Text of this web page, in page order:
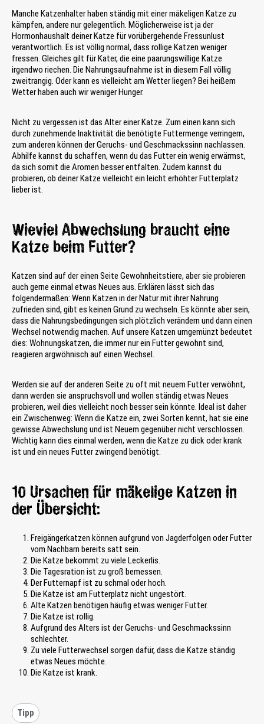
Manche Katzenhalter haben ständig mit einer mäkeligen Katze zu
kämpfen, andere nur gelegentlich. Möglicherweise ist ja der
Hormonhaushalt deiner Katze für vorübergehende Fressunlust
verantwortlich. Es ist völlig normal, dass rollige Katzen weniger
fressen. Gleiches gilt für Kater, die eine paarungswillige Katze
irgendwo riechen. Die Nahrungsaufnahme ist in diesem Fall völlig
zweitrangig. Oder kann es vielleicht am Wetter liegen? Bei heißem
Wetter haben auch wir weniger Hunger.
Nicht zu vergessen ist das Alter einer Katze. Zum einen kann sich
durch zunehmende Inaktivität die benötigte Futtermenge verringern,
zum anderen können der Geruchs- und Geschmackssinn nachlassen.
Abhilfe kannst du schaffen, wenn du das Futter ein wenig erwärmst,
da sich somit die Aromen besser entfalten. Zudem kannst du
probieren, ob deiner Katze vielleicht ein leicht erhöhter Futterplatz
lieber ist.
Wieviel Abwechslung braucht eine
Katze beim Futter?
Katzen sind auf der einen Seite Gewohnheitstiere, aber sie probieren
auch gerne einmal etwas Neues aus. Erklären lässt sich das
folgendermaßen: Wenn Katzen in der Natur mit ihrer Nahrung
zufrieden sind, gibt es keinen Grund zu wechseln. Es könnte aber sein,
dass die Nahrungsbedingungen sich plötzlich verändern und dann einen
Wechsel notwendig machen. Auf unsere Katzen umgemünzt bedeutet
dies: Wohnungskatzen, die immer nur ein Futter gewohnt sind,
reagieren argwöhnisch auf einen Wechsel.
Werden sie auf der anderen Seite zu oft mit neuem Futter verwöhnt,
dann werden sie anspruchsvoll und wollen ständig etwas Neues
probieren, weil dies vielleicht noch besser sein könnte. Ideal ist daher
ein Zwischenweg: Wenn die Katze ein, zwei Sorten kennt, hat sie eine
gewisse Abwechslung und ist Neuem gegenüber nicht verschlossen.
Wichtig kann dies einmal werden, wenn die Katze zu dick oder krank
ist und ein neues Futter zwingend benötigt.
10 Ursachen für mäkelige Katzen in
der Übersicht:
Freigängerkatzen können aufgrund von Jagderfolgen oder Futter
vom Nachbarn bereits satt sein.
Die Katze bekommt zu viele Leckerlis.
Die Tagesration ist zu groß bemessen.
Der Futternapf ist zu schmal oder hoch.
Die Katze ist am Futterplatz nicht ungestört.
Alte Katzen benötigen häufig etwas weniger Futter.
Die Katze ist rollig.
Aufgrund des Alters ist der Geruchs- und Geschmackssinn
schlechter.
Zu viele Futterwechsel sorgen dafür, dass die Katze ständig
etwas Neues möchte.
Die Katze ist krank.
Tipp